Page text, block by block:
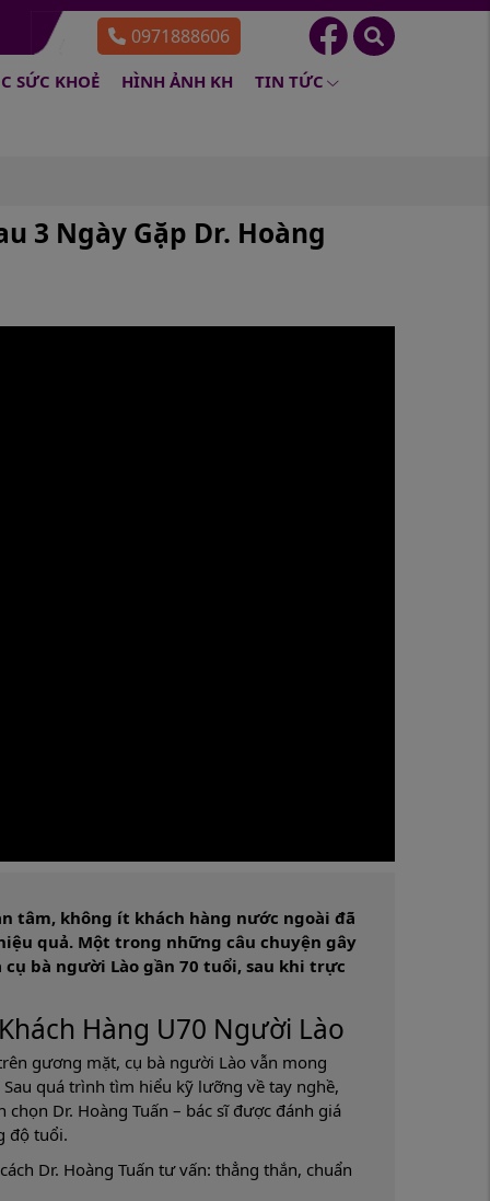
0971888606
SỨC KHOẺ HÌNH ẢNH KH TIN TỨC
3 Ngày Gặp Dr. Hoàng
tâm, không ít khách hàng nước ngoài đã
quả. Một trong những câu chuyện gây
bà người Lào gần 70 tuổi, sau khi trực
Hàng U70 Người Lào
gương mặt, cụ bà người Lào vẫn mong
quá trình tìm hiểu kỹ lưỡng về tay nghề,
Dr. Hoàng Tuấn – bác sĩ được đánh giá
độ tuổi.
Dr. Hoàng Tuấn tư vấn: thẳng thắn, chuẩn